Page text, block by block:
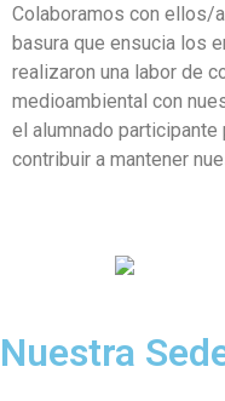
Colaboramos con ellos/
basura que ensucia los
realizaron una labor de
medioambiental con
el alumnado
contribuir a mantener
Nuestra